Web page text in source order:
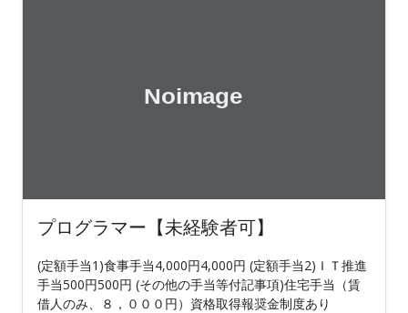
プログラマー【未経験者可】
(定額手当1)食事手当4,000円4,000円 (定額手当2)ＩＴ推進
手当500円500円 (その他の手当等付記事項)住宅手当（賃
借人のみ、８，０００円）資格取得報奨金制度あり